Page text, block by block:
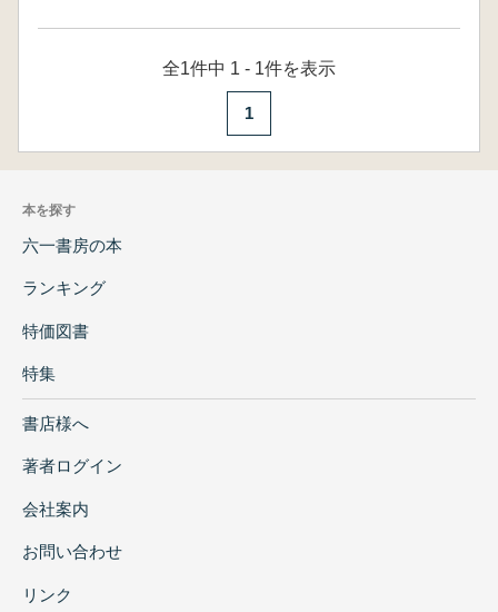
全1件中 1 - 1件を表示
1
本を探す
六一書房の本
ランキング
特価図書
特集
書店様へ
著者ログイン
会社案内
お問い合わせ
リンク